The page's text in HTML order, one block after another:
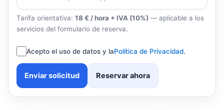
Tarifa orientativa: 18 € / hora + IVA (10%) — aplicable a los
servicios del formulario de reserva.
Acepto el uso de datos y laPolítica de Privacidad.
Enviar solicitud Reservar ahora